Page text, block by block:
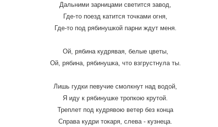
Дальними зарницами светится завод,
Где-то поезд катится точками огня,
Где-то под рябинушкой парни ждут меня.
Ой, рябина кудрявая, белые цветы,
Ой, рябина, рябинушка, что взгрустнула ты.
Лишь гудки певучие смолкнут над водой,
Я иду к рябинушке тропкою крутой.
Треплет под кудрявою ветер без конца
Справа кудри токаря, слева - кузнеца.